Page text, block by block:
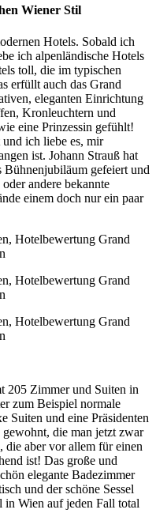
Wiener Stil
Hotels. Sobald ich
ich alpenländische Hotels
toll, die im typischen
erfüllt auch das Grand
eleganten Einrichtung
Kronleuchtern und
eine Prinzessin gefühlt!
ich liebe es, mir
ist. Johann Strauß hat
gefeiert und
andere bekannte
einem doch nur ein paar
205 Zimmer und Suiten in
zum Beispiel normale
Suiten und eine Präsidenten
die man jetzt zwar
die aber vor allem für einen
ist! Das große und
elegante Badezimmer
und der schöne Sessel
in Wien auf jeden Fall total